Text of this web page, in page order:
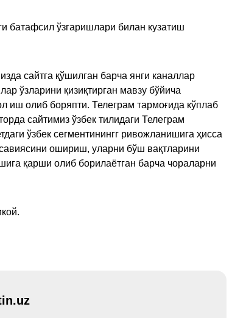
батафсил ўзгаришлари билан кузатиш
сайтга қўшилган барча янги каналлар
ўзларини қизиқтирган мавзу бўйича
иш олиб боряпти. Телеграм тармоғида кўплаб
сайтимиз ўзбек тилидаги Телеграм
ўзбек сегментинингг ривожланишига ҳисса
ошириш, уларни бўш вақтларини
қарши олиб борилаётган барча чораларни